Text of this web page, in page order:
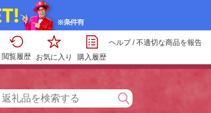
閲覧履歴 お気に入り 購入履歴
ヘルプ/不適切な商品を報告